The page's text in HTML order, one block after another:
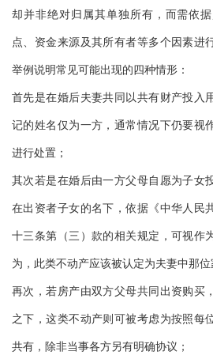
却并非绝对归属其单独所有，而需依
点、资金来源及其所有者等多个因素进
举例说明常见可能出现的四种情形：
首先是在婚后夫妻共同以共有财产投入
记的姓名仅为一方，通常情况下仍要视
进行处置；
其次若是在婚后由一方父母自愿为子女
在出资者子女的名下，依据《中华人民
十三条第（三）款的相关规定，可视作
为，此类不动产应该被认定为夫妻中那位
再次，若房产由双方父母共同出资购买
之下，这类不动产则可被考虑为按照每
共有，除非当事各方另有明确协议；